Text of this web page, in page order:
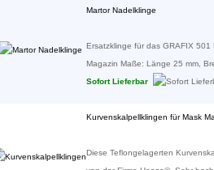
Martor Nadelklinge
Ersatzklinge für das GRAFIX
Magazin Maße: Länge 25 mm,
Sofort Lieferbar
Kurvenskalpellklingen für Mask
Diese Teflongelagerten